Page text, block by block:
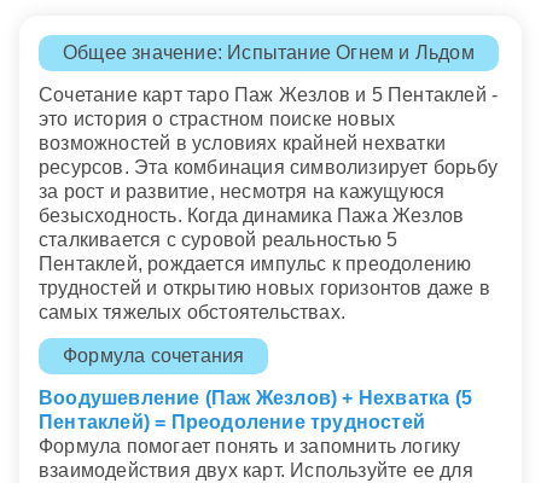
Общее значение: Испытание Огнем и Льдом
Сочетание карт таро Паж Жезлов и 5 Пентаклей -
это история о страстном поиске новых
возможностей в условиях крайней нехватки
ресурсов. Эта комбинация символизирует борьбу
за рост и развитие, несмотря на кажущуюся
безысходность. Когда динамика Пажа Жезлов
сталкивается с суровой реальностью 5
Пентаклей, рождается импульс к преодолению
трудностей и открытию новых горизонтов даже в
самых тяжелых обстоятельствах.
Формула сочетания
Воодушевление (Паж Жезлов) + Нехватка (5
Пентаклей) = Преодоление трудностей
Формула помогает понять и запомнить логику
взаимодействия двух карт. Используйте ее для